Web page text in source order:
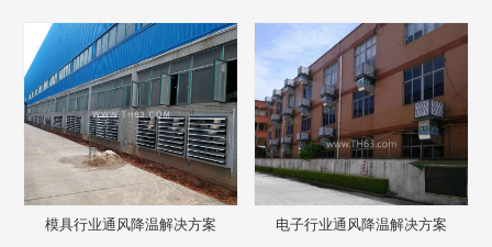
模具行业通风降温解决方案 电子行业通风降温解决方案